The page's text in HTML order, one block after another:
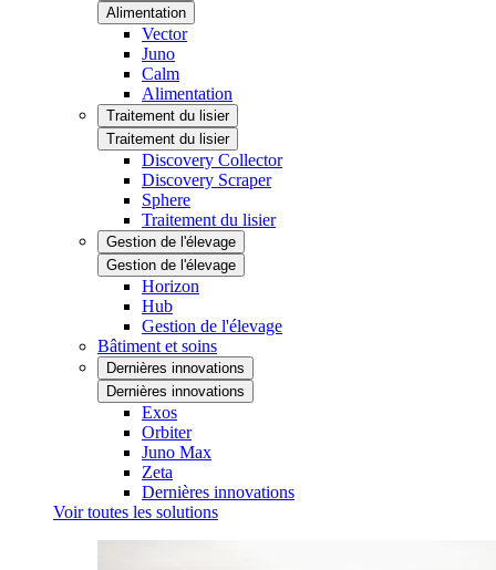
Alimentation
Vector
Juno
Calm
Alimentation
Traitement du lisier
Traitement du lisier
Discovery Collector
Discovery Scraper
Sphere
Traitement du lisier
Gestion de l'élevage
Gestion de l'élevage
Horizon
Hub
Gestion de l'élevage
Bâtiment et soins
Dernières innovations
Dernières innovations
Exos
Orbiter
Juno Max
Zeta
Dernières innovations
Voir toutes les solutions